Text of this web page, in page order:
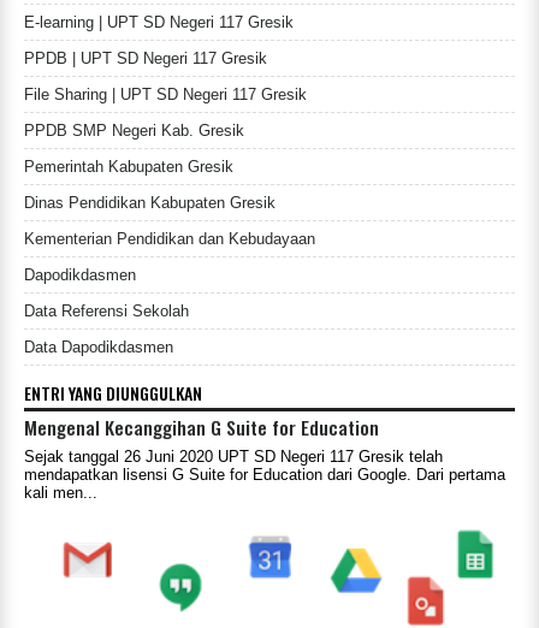
E-learning | UPT SD Negeri 117 Gresik
PPDB | UPT SD Negeri 117 Gresik
File Sharing | UPT SD Negeri 117 Gresik
PPDB SMP Negeri Kab. Gresik
Pemerintah Kabupaten Gresik
Dinas Pendidikan Kabupaten Gresik
Kementerian Pendidikan dan Kebudayaan
Dapodikdasmen
Data Referensi Sekolah
Data Dapodikdasmen
ENTRI YANG DIUNGGULKAN
Mengenal Kecanggihan G Suite for Education
Sejak tanggal 26 Juni 2020 UPT SD Negeri 117 Gresik telah
mendapatkan lisensi G Suite for Education dari Google. Dari pertama
kali men...